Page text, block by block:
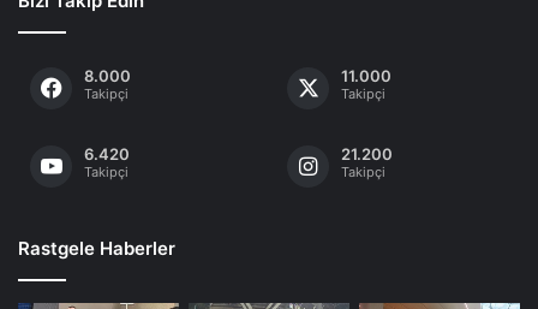
8.000
Takipçi
11.000
Takipçi
6.420
Takipçi
21.200
Takipçi
Rastgele Haberler